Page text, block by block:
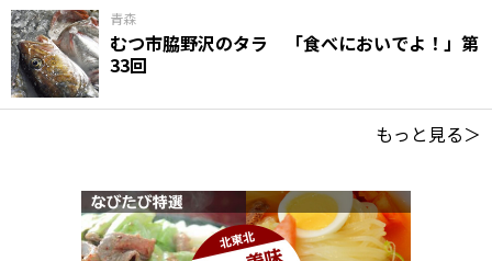
青森
むつ市脇野沢のタラ 「食べにおいでよ！」第
33回
もっと見る＞